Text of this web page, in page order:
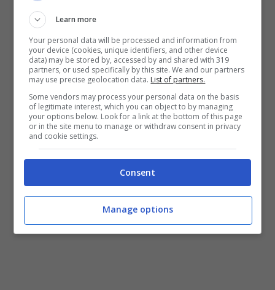
Le indagini hanno appurato cheDe Angelis è
riuscito a creare un gruppo criminale
indipendente nel basso Lazio, utilizzando la
sua appartenenza ai Casalesi: un gruppo
dedito a estorsioni, truffe, riciclaggio,
ricettazione e importazione da paesi europei di
autovettura, evadendo l’Iva. Inoltre, secondo gli
Antimafia, tra i suoi compiti c’era anche quello di
procurare armi al clan camorristico.
Learn more
Your personal data will be processed and information from
your device (cookies, unique identifiers, and other device
data) may be stored by, accessed by and shared with 319
partners, or used specifically by this site. We and our partners
may use precise geolocation data. List of partners.
Some vendors may process your personal data on the basis
of legitimate interest, which you can object to by managing
your options below. Look for a link at the bottom of this page
or in the site menu to manage or withdraw consent in privacy
and cookie settings.
Consent
Manage options